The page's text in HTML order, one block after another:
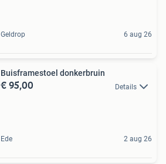
Geldrop 6 aug 26
Buisframestoel donkerbruin
€ 95,00 Details
Ede 2 aug 26